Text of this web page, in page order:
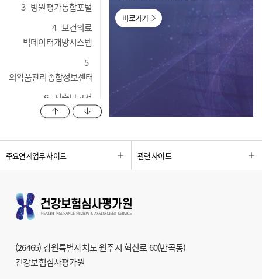
3 병원평가통합포털
4 보건의료
빅데이터개방시스템
5
의약품관리종합정보센터
6 지출보고서
관리시스템
8 HIRA OAK
9 건강보험심사평가원
학술지 HIRA Research
11 청구방법 및
이전 항목 보기다음 항목 보기
바로가기
주요연계업무 사이트 관련 사이트
(26465) 강원특별자치도 원주시 혁신로 60(반곡동)
건강보험심사평가원